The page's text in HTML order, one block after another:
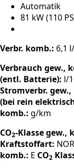
Automatik
81 kW (110
Verbr. komb.: 6,1
Verbrauch gew.,
(entl. Batterie): l/
Stromverbr.
(bei rein
komb.: g/km
CO2-Klasse gew.,
Kraftstoffart:
komb.: E CO2